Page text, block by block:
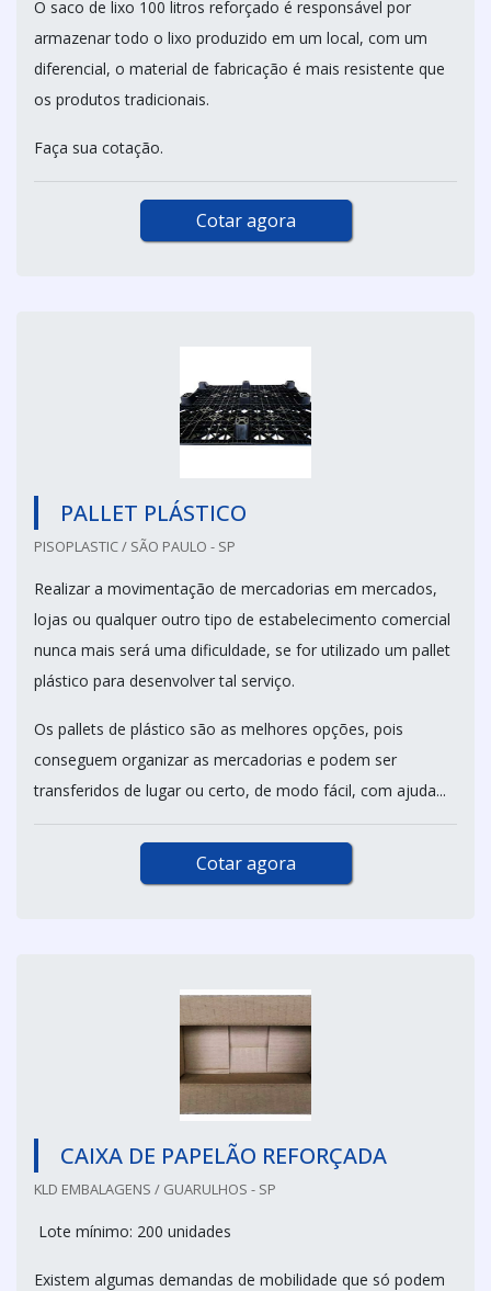
O saco de lixo 100 litros reforçado é responsável por
armazenar todo o lixo produzido em um local, com um
diferencial, o material de fabricação é mais resistente que
os produtos tradicionais.
Faça sua cotação.
Cotar agora
PALLET PLÁSTICO
PISOPLASTIC / SÃO PAULO - SP
Realizar a movimentação de mercadorias em mercados,
lojas ou qualquer outro tipo de estabelecimento comercial
nunca mais será uma dificuldade, se for utilizado um pallet
plástico para desenvolver tal serviço.
Os pallets de plástico são as melhores opções, pois
conseguem organizar as mercadorias e podem ser
transferidos de lugar ou certo, de modo fácil, com ajuda...
Cotar agora
CAIXA DE PAPELÃO REFORÇADA
KLD EMBALAGENS / GUARULHOS - SP
Lote mínimo: 200 unidades
Existem algumas demandas de mobilidade que só podem